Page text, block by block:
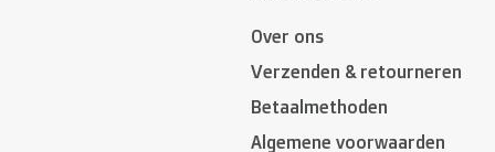
Over ons
Verzenden & retourneren
Betaalmethoden
Algemene voorwaarden